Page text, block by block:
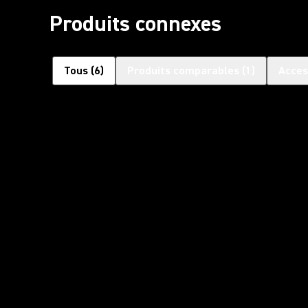
Produits connexes
Tous (6)